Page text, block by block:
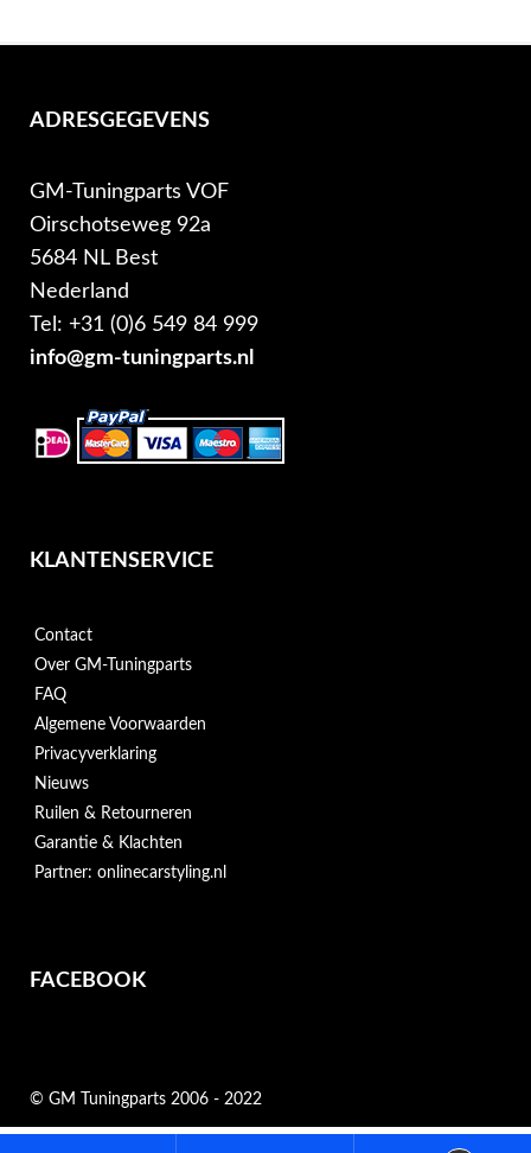
ADRESGEGEVENS
GM-Tuningparts VOF
Oirschotseweg 92a
5684 NL Best
Nederland
Tel: +31 (0)6 549 84 999
info@gm-tuningparts.nl
KLANTENSERVICE
Contact
Over GM-Tuningparts
FAQ
Algemene Voorwaarden
Privacyverklaring
Nieuws
Ruilen & Retourneren
Garantie & Klachten
Partner: onlinecarstyling.nl
FACEBOOK
© GM Tuningparts 2006 - 2022